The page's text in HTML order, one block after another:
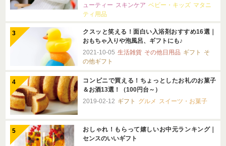
ューティー スキンケア ベビー・キッズ マタニ
ティ用品
クスッと笑える！面白い入浴剤おすすめ16選｜
おもちゃ入りや泡風呂、ギフトにも♪
2021-10-05 生活雑貨 その他日用品 ギフト
そ
の他ギフト
コンビニで買える！ちょっとしたお礼のお菓子
＆お酒13選！（100円台～）
2019-02-12 ギフト グルメ スイーツ・お菓子
おしゃれ！もらって嬉しいお中元ランキング｜
センスのいいギフト